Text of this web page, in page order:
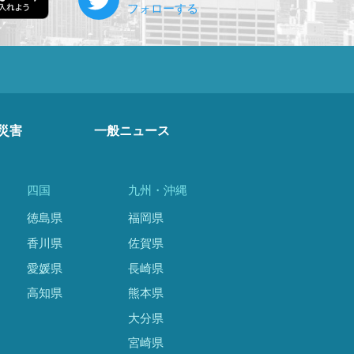
害 一般ニュース
四国
徳島県
香川県
愛媛県
高知県
九州・沖縄
福岡県
佐賀県
長崎県
熊本県
大分県
宮崎県